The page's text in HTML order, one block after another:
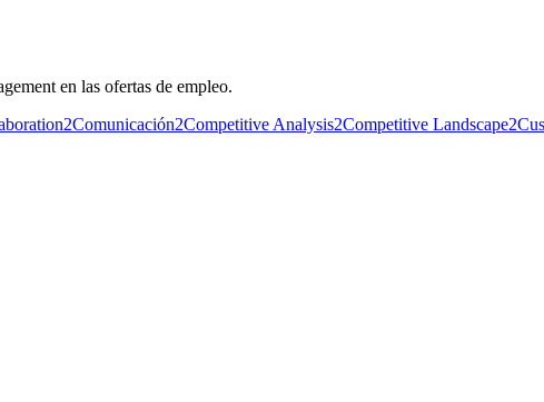
en las ofertas de empleo.
2Comunicación2Competitive Analysis2Competitive Landscape2